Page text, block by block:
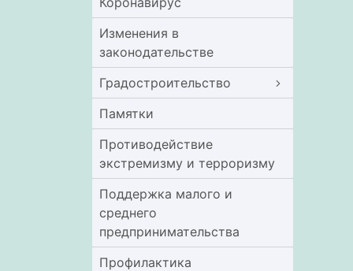
Изменения в
законодательстве
Градостроительство
Памятки
Противодействие
экстремизму и терроризму
Поддержка малого и
среднего
предпринимательства
Профилактика